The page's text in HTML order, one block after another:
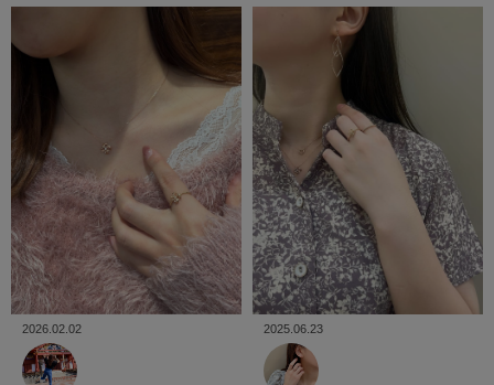
2026.02.02 2025.06.23